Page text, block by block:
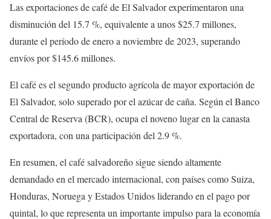
Las exportaciones de café de El Salvador experimentaron una
disminución del 15.7 %, equivalente a unos $25.7 millones,
durante el período de enero a noviembre de 2023, superando
envíos por $145.6 millones.
El café es el segundo producto agrícola de mayor exportación de
El Salvador, solo superado por el azúcar de caña. Según el Banco
Central de Reserva (BCR), ocupa el noveno lugar en la canasta
exportadora, con una participación del 2.9 %.
En resumen, el café salvadoreño sigue siendo altamente
demandado en el mercado internacional, con países como Suiza,
Honduras, Noruega y Estados Unidos liderando en el pago por
quintal, lo que representa un importante impulso para la economía